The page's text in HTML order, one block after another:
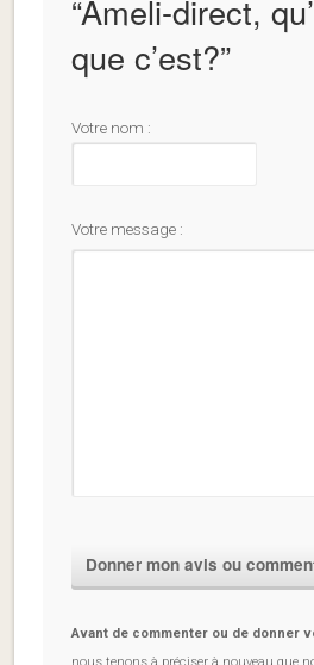
“Ameli-direct,
que c’est?”
Votre nom :
Votre message :
Avant de commenter ou de donner
nous tenons à préciser à nouveau que